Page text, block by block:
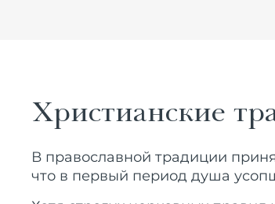
Христианские
В православной традиции
что в первый период душа